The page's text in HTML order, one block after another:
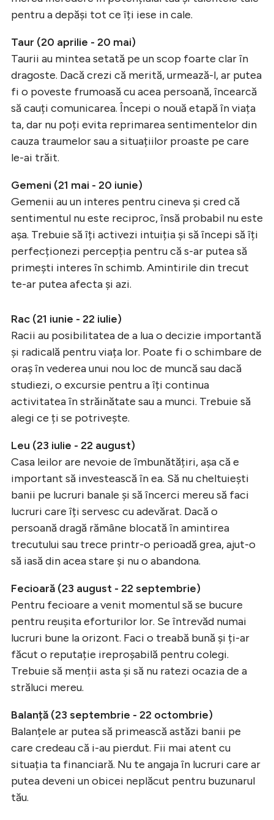
pentru a depăși tot ce îți iese in cale.
Taur (20 aprilie - 20 mai)
Taurii au mintea setată pe un scop foarte clar în
dragoste. Dacă crezi că merită, urmează-l, ar putea
fi o poveste frumoasă cu acea persoană, încearcă
să cauți comunicarea. Începi o nouă etapă în viața
ta, dar nu poți evita reprimarea sentimentelor din
cauza traumelor sau a situațiilor proaste pe care
le-ai trăit.
Gemeni (21 mai - 20 iunie)
Gemenii au un interes pentru cineva și cred că
sentimentul nu este reciproc, însă probabil nu este
așa. Trebuie să îți activezi intuiția și să începi să îți
perfecționezi percepția pentru că s-ar putea să
primești interes în schimb. Amintirile din trecut
te-ar putea afecta și azi.
Rac (21 iunie - 22 iulie)
Racii au posibilitatea de a lua o decizie importantă
și radicală pentru viața lor. Poate fi o schimbare de
oraș în vederea unui nou loc de muncă sau dacă
studiezi, o excursie pentru a îți continua
activitatea în străinătate sau a munci. Trebuie să
alegi ce ți se potrivește.
Leu (23 iulie - 22 august)
Casa leilor are nevoie de îmbunătățiri, așa că e
important să investească în ea. Să nu cheltuiești
banii pe lucruri banale și să încerci mereu să faci
lucruri care îți servesc cu adevărat. Dacă o
persoană dragă rămâne blocată în amintirea
trecutului sau trece printr-o perioadă grea, ajut-o
să iasă din acea stare și nu o abandona.
Fecioară (23 august - 22 septembrie)
Pentru fecioare a venit momentul să se bucure
pentru reușita eforturilor lor. Se întrevăd numai
lucruri bune la orizont. Faci o treabă bună și ți-ar
făcut o reputație ireproșabilă pentru colegi.
Trebuie să menții asta și să nu ratezi ocazia de a
străluci mereu.
Balanță (23 septembrie - 22 octombrie)
Balanțele ar putea să primească astăzi banii pe
care credeau că i-au pierdut. Fii mai atent cu
situația ta financiară. Nu te angaja în lucruri care ar
putea deveni un obicei neplăcut pentru buzunarul
tău.